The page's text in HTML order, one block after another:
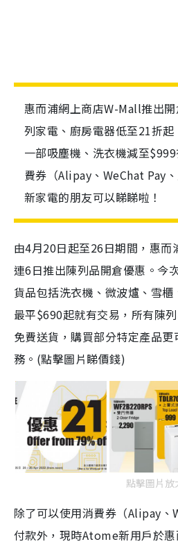
惠而浦網上商店W-Mall推出
列家電、廚房電器低至21折
一部吸塵機、洗衣機減至
費券（Alipay、WeChat Pay
新家電的朋友可以睇睇啦！
由4月20日起至26日期間，惠
連6日推出陳列品開倉優惠。今
貨品包括洗衣機、微波爐、雪
最平$690起就有交易，所有陳
免費送貨，購買部分特定產品
務。(點擊圖片睇價錢)
點擊圖片放
除了可以使用消費券（Alipay 、
付款外，現時Atome新用戶於